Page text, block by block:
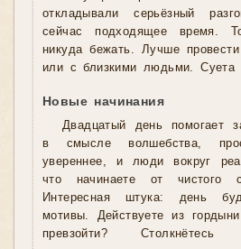
откладывали серьёзный
сейчас подходящее время.
никуда бежать. Лучше
или с близкими людьми. Суета
Новые начинания
Двадцатый день помогает
в смысле волшебства,
увереннее, и люди вокруг
что начинаете от чистого
Интересная штука: день
мотивы. Действуете из
превзойти?